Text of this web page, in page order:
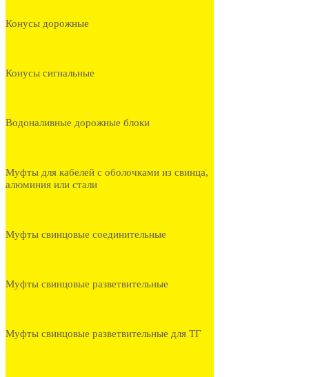
Конусы дорожные
Конусы сигнальные
Водоналивные дорожные блоки
Муфты для кабелей с оболочками из свинца,
алюминия или стали
Муфты свинцовые соединительные
Муфты свинцовые разветвительные
Муфты свинцовые разветвительные для ТГ